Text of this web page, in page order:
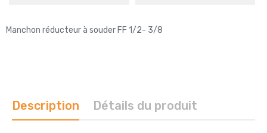
Manchon réducteur à souder FF 1/2- 3/8
Description Détails du produit